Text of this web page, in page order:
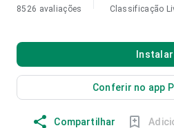
8526 avaliações
Classificação
Instalar
Conferir no app
Compartilhar